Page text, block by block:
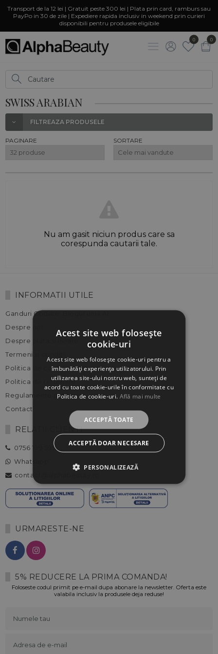
Transport de la 12 lei | Gratuit peste 300 lei | Plata prin card, ramburs sau
PayPo in 30 de zile | Expediere rapida inclusiv in weekend prin curieri
disponibili pentru produsele eligibile
0 0
SWISS ARABIAN
FILTREAZA PRODUSELE
PAGINARE SORTARE
Nu am gasit niciun produs care sa
corespunda cautarii tale.
INFORMATII UTILE
Ganduri Codate: Blogul unui AI
Despre noi
Despre plata si livrare
Termeni si conditii
Politica de confidentialitate
Politica de returnare
Regulamente promotii
Contact
RELATII CLIENTI
0756 199 599
Whatsapp
contact@alphabeauty.ro
URMARESTE-NE
5% REDUCERE LA PRIMA COMANDA!
Foloseste codul primit pe e-mail dupa abonare la newsletter. Oferta este
valabila inclusiv la produsele deja reduse!
Acest site web folosește
cookie-uri
Acest site web folosește cookie-uri pentru a
îmbunătăți experiența utilizatorului. Prin
utilizarea site-ului nostru web, sunteți de
acord cu toate cookie-urile în conformitate cu
Politica de cookie-uri. Află mai multe
ACCEPTĂ TOATE
ACCEPTĂ DOAR NECESARE
PERSONALIZEAZĂ